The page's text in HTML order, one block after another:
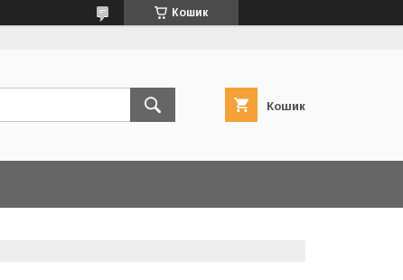
Кошик
Кошик